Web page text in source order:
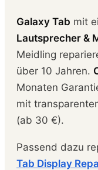
Galaxy Tab mit
Lautsprecher &
Meidling
über 10 Jahren.
Monaten
mit
(ab 30 €).
Passend dazu
Tab Display